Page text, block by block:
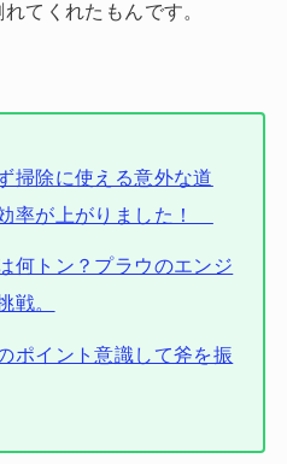
てくれたもんです。
掃除に使える意外な道
率が上がりました！
何トン？プラウのエンジ
戦。
イント意識して斧を振